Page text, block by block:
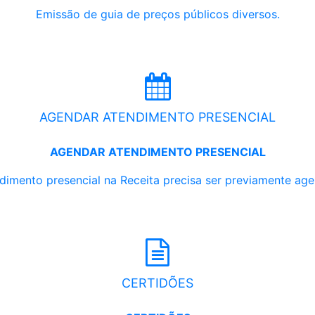
Emissão de guia de preços públicos diversos.
AGENDAR ATENDIMENTO PRESENCIAL
AGENDAR ATENDIMENTO PRESENCIAL
presencial na Receita precisa ser previamente
CERTIDÕES